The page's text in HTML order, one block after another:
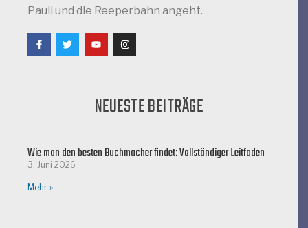
Pauli und die Reeperbahn angeht.
NEUESTE BEITRÄGE
Wie man den besten Buchmacher findet: Vollständiger Leitfaden
3. Juni 2026
Mehr »